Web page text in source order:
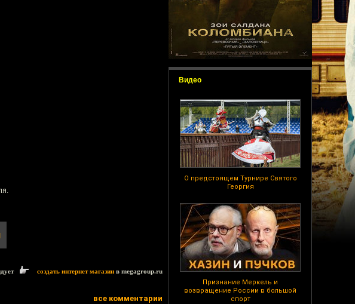
Видео
О предстоящем Турнире Святого
Георгия
Признание Меркель и
возвращение России в большой
спорт
создать интернет магазин в megagroup.ru
все комментарии